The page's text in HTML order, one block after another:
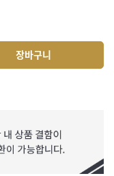
장바구니